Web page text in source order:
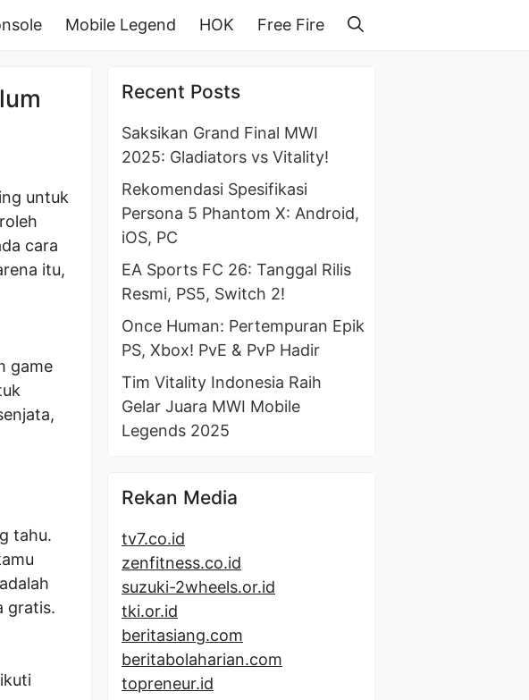
Mobile Legend HOK Free Fire
untuk
cara
itu,
game
tahu.
gratis.
Recent Posts
Saksikan Grand Final MWI
2025: Gladiators vs Vitality!
Rekomendasi Spesifikasi
Persona 5 Phantom X: Android,
iOS, PC
EA Sports FC 26: Tanggal Rilis
Resmi, PS5, Switch 2!
Once Human: Pertempuran Epik
PS, Xbox! PvE & PvP Hadir
Tim Vitality Indonesia Raih
Gelar Juara MWI Mobile
Legends 2025
Rekan Media
tv7.co.id
zenfitness.co.id
suzuki-2wheels.or.id
tki.or.id
beritasiang.com
beritabolaharian.com
topreneur.id